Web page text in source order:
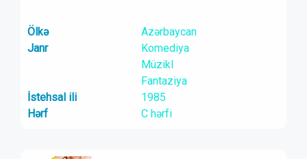
Ölkə
Azərbaycan
Janr
Komediya
Müzikl
Fantaziya
İstehsal ili
1985
Hərf
C hərfi